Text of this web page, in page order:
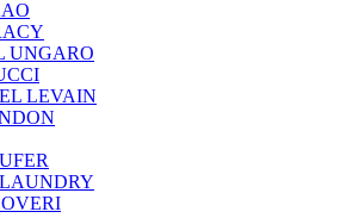
UNGARO
LEVAIN